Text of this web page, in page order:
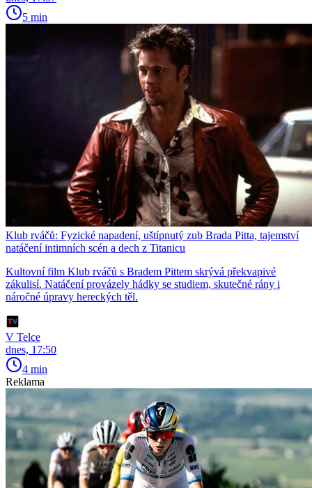
5 min
Klub rváčů: Fyzické napadení, uštípnutý zub Brada Pitta, tajemství
natáčení intimních scén a dech z Titanicu
Kultovní film Klub rváčů s Bradem Pittem skrývá překvapivé
zákulisí. Natáčení provázely hádky se studiem, skutečné rány i
náročné úpravy hereckých těl.
V Telce
dnes, 17:50
4 min
Reklama